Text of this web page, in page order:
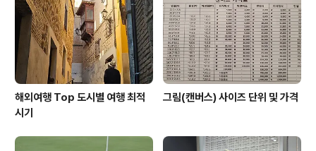
해외여행 Top 도시별 여행 최적
시기
그림(캔버스) 사이즈 단위 및 가격